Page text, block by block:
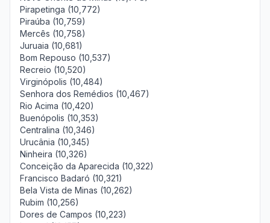
Pirapetinga (10,772)
Piraúba (10,759)
Mercês (10,758)
Juruaia (10,681)
Bom Repouso (10,537)
Recreio (10,520)
Virginópolis (10,484)
Senhora dos Remédios (10,467)
Rio Acima (10,420)
Buenópolis (10,353)
Centralina (10,346)
Urucânia (10,345)
Ninheira (10,326)
Conceição da Aparecida (10,322)
Francisco Badaró (10,321)
Bela Vista de Minas (10,262)
Rubim (10,256)
Dores de Campos (10,223)